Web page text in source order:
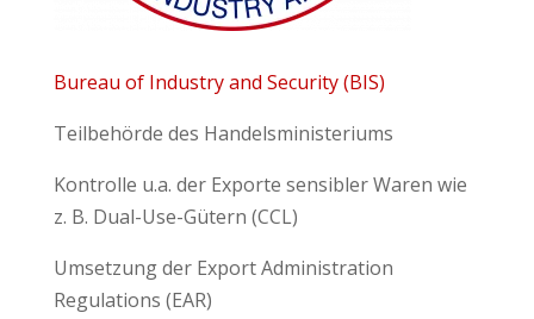
Bureau of Industry and Security (BIS)
Teilbehörde des Handelsministeriums
Kontrolle u.a. der Exporte sensibler Waren wie
z. B. Dual-Use-Gütern (CCL)
Umsetzung der Export Administration
Regulations (EAR)